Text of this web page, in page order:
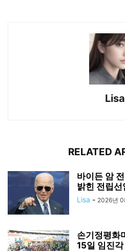
Lisa
RELATED
바이든 암
밝힌 전립
Lisa - 2026년
손기정평화
15일 임진